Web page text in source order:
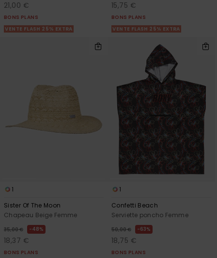
21,00 €
BONS PLANS
VENTE FLASH 25% EXTRA
15,75 €
BONS PLANS
VENTE FLASH 25% EXTRA
1
Sister Of The Moon
Chapeau Beige Femme
35,00 € 48%
18,37 €
BONS PLANS
1
Confetti Beach
Serviette poncho Femme
50,00 € 63%
18,75 €
BONS PLANS